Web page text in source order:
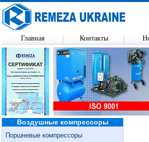
Воздушные компрессоры
Поршневые компрессоры
Главная Контакты